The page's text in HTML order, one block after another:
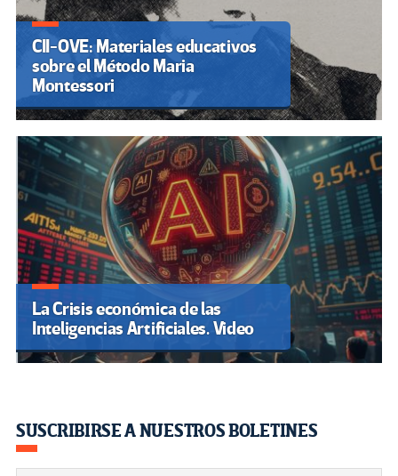
CII-OVE: Materiales educativos
sobre el Método Maria
Montessori
La Crisis económica de las
Inteligencias Artificiales. Video
SUSCRIBIRSE A NUESTROS BOLETINES